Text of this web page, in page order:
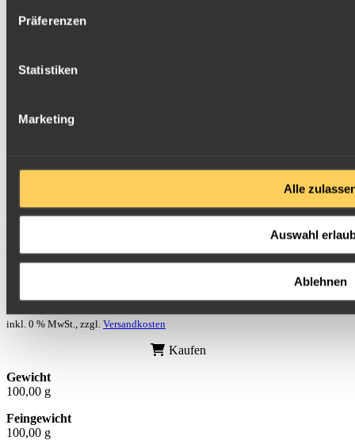
Präferenzen
Statistiken
Marketing
Alle
Auswahl
Ablehnen
inkl. 0 % MwSt., zzgl. Versandkosten
Kaufen
Gewicht
100,00 g
Feingewicht
100,00 g